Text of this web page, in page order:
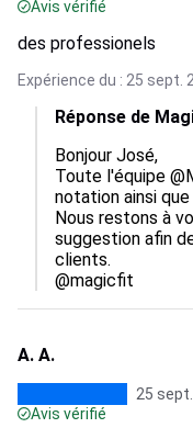
Avis vérifié
des professionels
Expérience du : 25 sept.
Réponse de
Bonjour José,
Toute l'équipe
notation ainsi
Nous restons à
suggestion afin
clients.
@magicfit
A. A.
25
Avis vérifié